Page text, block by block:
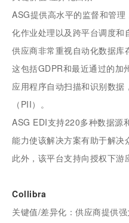
ASG提供高水平的监督和管
化作业处理以及跨平台调度和
供应商非常重视自动化数据库
这包括GDPR和最近通过的加
应用程序自动扫描和识别数据
（PII）。
ASG EDI支持220多种数据源
能力使该解决方案有助于解决
此外，该平台支持向授权下游
Collibra
关键值/差异化：供应商提供